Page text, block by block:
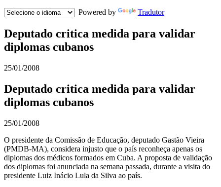
Powered by
Tradutor
Deputado critica medida para validar
diplomas cubanos
25/01/2008
Deputado critica medida para validar
diplomas cubanos
25/01/2008
O presidente da Comissão de Educação, deputado Gastão Vieira
(PMDB-MA), considera injusto que o país reconheça apenas os
diplomas dos médicos formados em Cuba. A proposta de validação
dos diplomas foi anunciada na semana passada, durante a visita do
presidente Luiz Inácio Lula da Silva ao país.